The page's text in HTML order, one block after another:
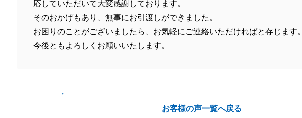
応していただいて大変感謝しております。
そのおかげもあり、無事にお引渡しができました。
お困りのことがございましたら、お気軽にご連絡いただければと存じます。
今後ともよろしくお願いいたします。
お客様の声一覧へ戻る